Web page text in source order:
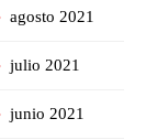
agosto 2021
julio 2021
junio 2021